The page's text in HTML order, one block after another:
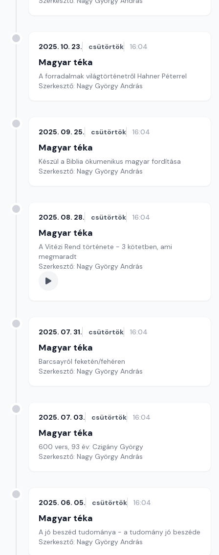
2025. 10. 23. csütörtök 16:04
Magyar téka
A forradalmak világtörténetről Hahner Péterrel
Szerkesztő: Nagy György András
2025. 09. 25. csütörtök 16:04
Magyar téka
Készül a Biblia ökumenikus magyar fordítása
Szerkesztő: Nagy György András
2025. 08. 28. csütörtök 16:04
Magyar téka
A Vitézi Rend története - 3 kötetben, ami
megmaradt
Szerkesztő: Nagy György András
2025. 07. 31. csütörtök 16:04
Magyar téka
Barcsayról feketén/fehéren
Szerkesztő: Nagy György András
2025. 07. 03. csütörtök 16:04
Magyar téka
600 vers, 93 év: Czigány György
Szerkesztő: Nagy György András
2025. 06. 05. csütörtök 16:04
Magyar téka
A jó beszéd tudománya - a tudomány jó beszéde
Szerkesztő: Nagy György András